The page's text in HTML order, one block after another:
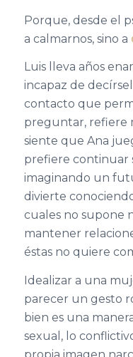
Porque, desde el
a calmarnos, sino a
Luis lleva años
incapaz de
contacto que
preguntar, refiere
siente que Ana
prefiere continuar
imaginando un
divierte
cuales no supone
mantener
éstas no quiere
Idealizar a una
parecer un gesto
bien es una
sexual, lo